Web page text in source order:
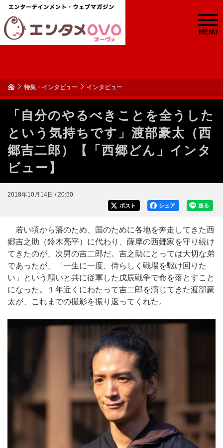
MENU
特集・インタビュー インタビュー
「自分のやるべきことを全うした
という気持ちです」渡部豪太（西
郷吉二郎）【「西郷どん」インタ
ビュー】
2018年10月14日 / 20:50
送る
シェア
ポスト
若い頃から藩のため、国のために各地を奔走してきた西
郷吉之助（鈴木亮平）に代わり、薩摩の西郷家を守り続け
てきたのが、次男の吉二郎だ。吉之助にとっては大切な弟
であったが、「一生に一度、侍らしく戦場を駆け回りた
い」という願いと共に従軍した戊辰戦争で命を落とすこと
になった。１年近くにわたって吉二郎を演じてきた渡部豪
太が、これまでの撮影を振り返ってくれた。